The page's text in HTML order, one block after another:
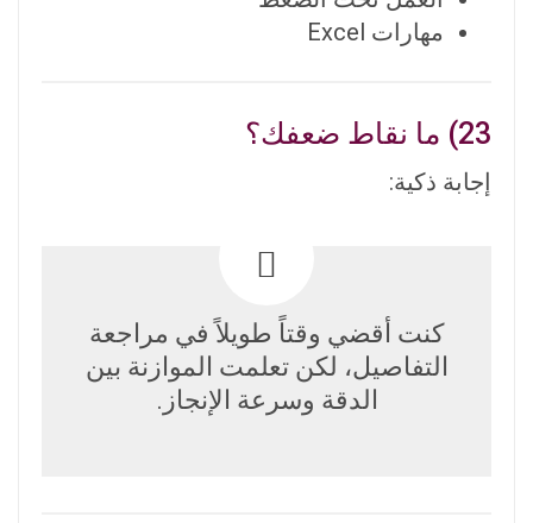
مهارات Excel
23) ما نقاط ضعفك؟
إجابة ذكية:
كنت أقضي وقتاً طويلاً في مراجعة
التفاصيل، لكن تعلمت الموازنة بين
الدقة وسرعة الإنجاز.